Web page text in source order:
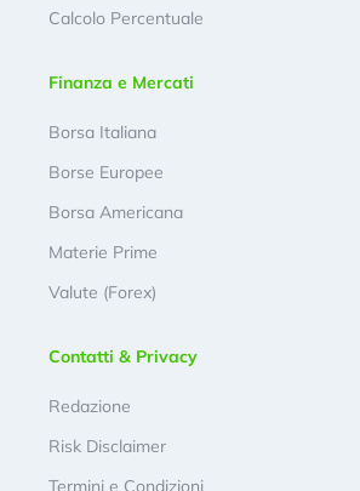
Calcolo Percentuale
Finanza e Mercati
Borsa Italiana
Borse Europee
Borsa Americana
Materie Prime
Valute (Forex)
Contatti & Privacy
Redazione
Risk Disclaimer
Termini e Condizioni